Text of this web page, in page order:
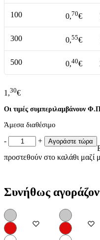
100 0,70€
300 0,55€
500 0,40€
1,30€
Οι τιμές συμπεριλαμβάνουν
Άμεσα διαθέσιμο
Μεταλλικό
Μπρελόκ
Αυτοκίνητο
ποσότητα
- + Αγοράστε τώρα
προστεθούν στο καλάθι μαζί
Συνήθως